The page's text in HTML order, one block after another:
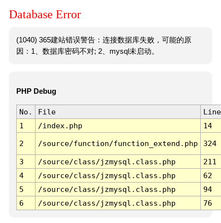
Database Error
(1040) 365建站错误警告：连接数据库失败，可能的原
因：1、数据库密码不对; 2、mysql未启动。
PHP Debug
No. File
Line
1
/index.php 14
2 /source/function/function_extend.php 324
3 /source/class/jzmysql.class.php
211
4
/source/class/jzmysql.class.php
62
5
/source/class/jzmysql.class.php
94
6
/source/class/jzmysql.class.php 76